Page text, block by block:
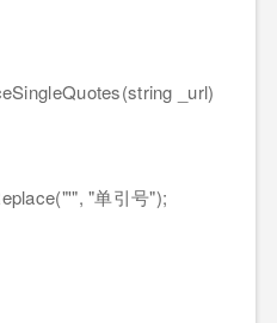
_url)
"单引号");